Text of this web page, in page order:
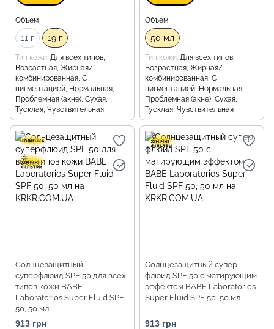
Объем
11 г 19 г
Тип кожи Для всех типов,
Возрастная, Жирная/
комбинированная, С
пигментацией, Нормальная,
Проблемная (акне), Сухая,
Тусклая, Чувствительная
Объем
50 мл
Тип кожи Для всех типов,
Возрастная, Жирная/
комбинированная, С
пигментацией, Нормальная,
Проблемная (акне), Сухая,
Тусклая, Чувствительная
Солнцезащитный
суперфлюид SPF 50 для всех
типов кожи BABE
Laboratorios Super Fluid SPF
50, 50 мл
913 грн
Солнцезащитный супер
флюид SPF 50 с матирующим
эффектом BABE Laboratorios
Super Fluid SPF 50, 50 мл
913 грн